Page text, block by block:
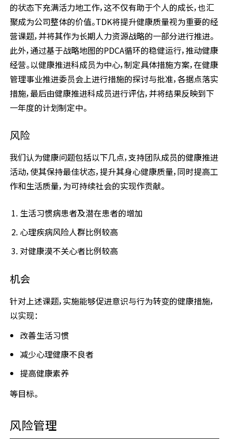
的状态下充满活力地工作，这不仅有助于个人的成长，也汇
聚成为公司整体的价值。TDK将提升健康质量视为重要的经
营课题，并将其作为长期人力资源战略的一部分进行推进。
此外，通过基于战略地图的PDCA循环的稳健运行，推动健康
经营。以健康推进科成员为中心，制定具体措施方案，在健康
管理事业推进委员会上进行措施的探讨与批准，各据点落实
措施，最后由健康推进科成员进行评估，并将结果反映到下
一年度的计划制定中。
风险
我们认为健康问题包括以下几点，支持团队成员的健康推进
活动，使其保持最佳状态，提升其身心健康质量，同时提高工
作和生活质量，为可持续社会的实现作贡献。
生活习惯病患者及潜在患者的增加
心理疾病风险人群比例较高
对健康漠不关心者比例较高
机会
针对上述课题，实施能够促进意识与行为转变的健康措施，
以实现：
改善生活习惯
减少心理健康不良者
提高健康素养
等目标。
风险管理